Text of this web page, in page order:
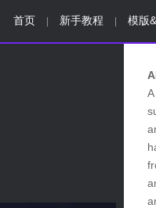
首页 新手教程 模版